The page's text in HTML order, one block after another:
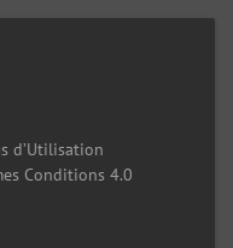
d’Utilisation
Conditions 4.0